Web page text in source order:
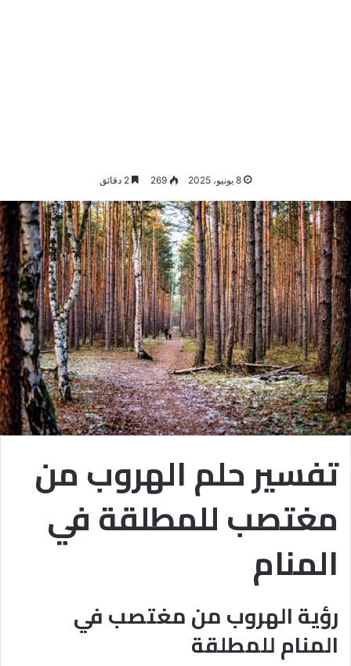
8 يونيو، 2025 269
تفسير حلم الهروب من
مغتصب للمطلقة في
المنام
رؤية الهروب من مغتصب في
المنام للمطلقة